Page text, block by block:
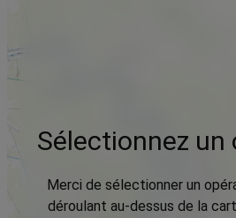
Sélectionnez un
Merci de sélectionner un
déroulant au-dessus de la